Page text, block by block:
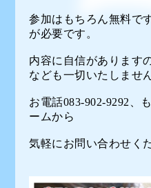
参加はもちろん無料で
が必要です。
内容に自信があります
なども一切いたしませ
お電話083-902-9292、
ームから
気軽にお問い合わせく